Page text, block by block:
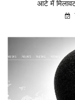
आटे में मिलावट